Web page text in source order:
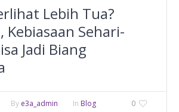
Lebih Tua?
Kebiasaan Sehari-
Jadi Biang
0
By e3a_admin In Blog